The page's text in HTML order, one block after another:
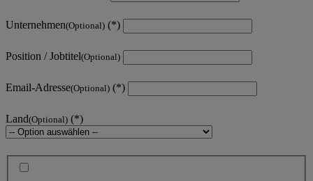
Unternehmen(Optional)
Position / Jobtitel(Optional)
Email-Adresse(Optional)
Land(Optional)